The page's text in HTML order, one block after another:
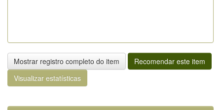
Mostrar registro completo do item
Recomendar este item
Visualizar estatísticas